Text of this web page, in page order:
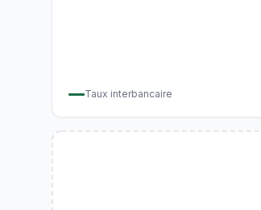
Taux interbancaire